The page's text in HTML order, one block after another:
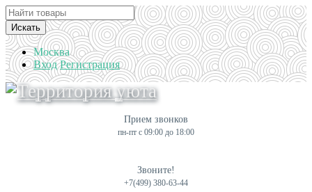
Искать
Москва
Вход Регистрация
Прием звонков
пн-пт с 09:00 до 18:00
Звоните!
+7(499) 380-63-44